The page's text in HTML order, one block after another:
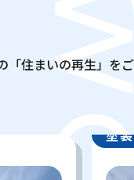
「住まいの再生」をご
塗装